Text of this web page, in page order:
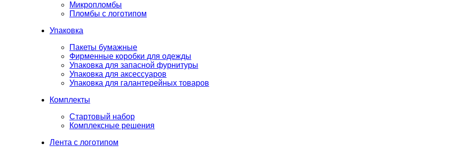
Микропломбы
Пломбы с логотипом
Упаковка
Пакеты бумажные
Фирменные коробки для одежды
Упаковка для запасной фурнитуры
Упаковка для аксессуаров
Упаковка для галантерейных товаров
Комплекты
Стартовый набор
Комплексные решения
Лента с логотипом